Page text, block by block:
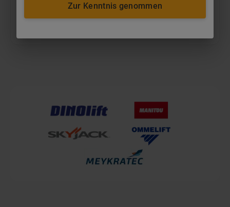
Zur Kenntnis genommen